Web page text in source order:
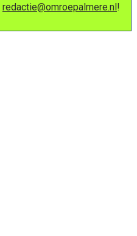
redactie@omroepalmere.nl!